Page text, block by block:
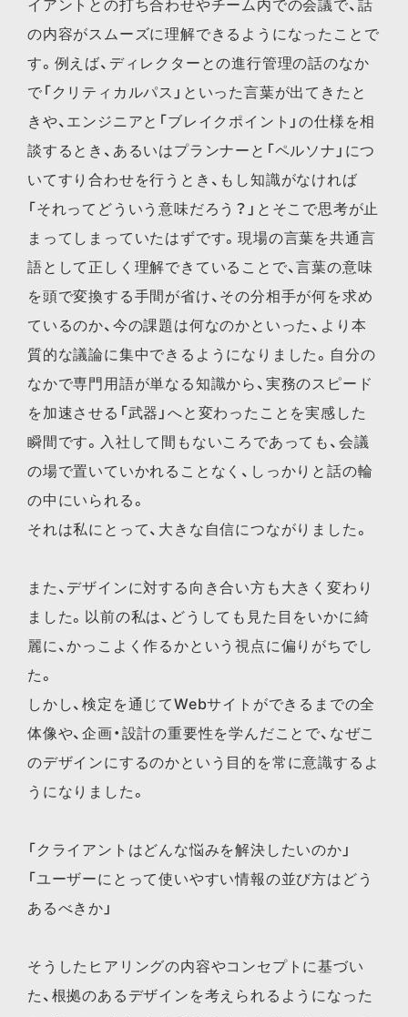
イアントとの打ち合わせやチーム内での会議で、話
の内容がスムーズに理解できるようになったことで
す。例えば、ディレクターとの進行管理の話のなか
で「クリティカルパス」といった言葉が出てきたと
きや、エンジニアと「ブレイクポイント」の仕様を相
談するとき、あるいはプランナーと「ペルソナ」につ
いてすり合わせを行うとき、もし知識がなければ
「それってどういう意味だろう？」とそこで思考が止
まってしまっていたはずです。現場の言葉を共通言
語として正しく理解できていることで、言葉の意味
を頭で変換する手間が省け、その分相手が何を求め
ているのか、今の課題は何なのかといった、より本
質的な議論に集中できるようになりました。自分の
なかで専門用語が単なる知識から、実務のスピード
を加速させる「武器」へと変わったことを実感した
瞬間です。入社して間もないころであっても、会議
の場で置いていかれることなく、しっかりと話の輪
の中にいられる。
それは私にとって、大きな自信につながりました。
また、デザインに対する向き合い方も大きく変わり
ました。以前の私は、どうしても見た目をいかに綺
麗に、かっこよく作るかという視点に偏りがちでし
た。
しかし、検定を通じてWebサイトができるまでの全
体像や、企画・設計の重要性を学んだことで、なぜこ
のデザインにするのかという目的を常に意識するよ
うになりました。
「クライアントはどんな悩みを解決したいのか」
「ユーザーにとって使いやすい情報の並び方はどう
あるべきか」
そうしたヒアリングの内容やコンセプトに基づい
た、根拠のあるデザインを考えられるようになった